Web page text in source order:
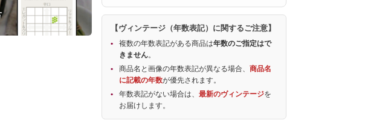
【ヴィンテージ（年数表記）に関するご注意】
複数の年数表記がある商品は年数のご指定はで
きません。
商品名と画像の年数表記が異なる場合、商品名
に記載の年数が優先されます。
年数表記がない場合は、最新のヴィンテージを
お届けします。